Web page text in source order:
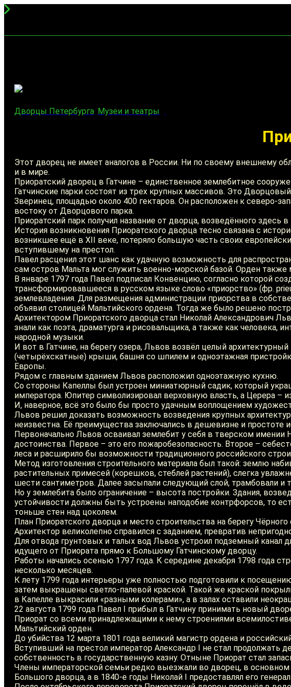
Дворцы Петербурга Музеи и театры
Этот дворец не имеет аналогов в России. Ни по своему внешнему
и в мире.
Приоратский дворец в Гатчине – единственное землебитное
Гатчинские парки состоят из трех крупных массивов. Это
Зверинец, площадью около 400 гектаров. Он расположен к северо-
востоку от Дворцового парка.
Приоратский парк получил название от дворца, возведённого здесь
История возникновения Приоратского дворца тесно связана с
возникшее ещё в XII веке, потеряло большую часть своих
вступившему на престол.
Павел расценил этот шанс как удачную возможность для
сам остров Мальта мог служить военно-морской базой. Орден
В январе 1797 года Павел подписал Конвенцию, согласно которой
трансформировавшееся в русском языке слово «приорство» (фр.
землевладения. Для размещения администрации приорства в
объявил столицей Мальтийского ордена. Тогда же было решено
Архитектором Приоратского дворца стал Николай Александрович
знали как поэта, драматурга и рисовальщика, а также как
народной музыки.
И вот в Гатчине, на берегу озера, Львов возвёл целый
(четырёхскатные) крыши, башня со шпилем и одноэтажная
Европы.
Рядом с главным зданием Львов расположил одноэтажную кухню.
Со стороны Капеллы был устроен миниатюрный садик, который
императора. Юпитер символизировал верховную власть, а Церера
И, наверное, всё это было бы просто удачным воплощением
Львов решил доказать возможность возведения крупных
неизвестна. Её преимущества заключались в дешевизне и простоте
Первоначально Львов осваивал землебит у себя в тверском
достоинства. Первое – это его пожаробезопасность. Второе –
леса и расширило бы возможности традиционного российского
Метод изготовления строительного материала был такой: землю
растительных примесей (корешков, стеблей растений), слегка
шести сантиметров. Далее засыпали следующий слой, трамбовали и
Но у землебита было ограничение – высота постройки. Здания,
устойчивости должны быть устроены наподобие контрфорсов, то
тоньше стен над цоколем.
План Приоратского дворца и место строительства на берегу
Архитектор великолепно справился с заданием, превратив
Для отвода грунтовых и талых вод Львов устроил подземный канал
идущего от Приората прямо к Большому Гатчинскому дворцу.
Работы начались осенью 1797 года. К середине декабря 1798 года
несколько месяцев.
К лету 1799 года интерьеры уже полностью подготовили к
затем выкрашены светло-палевой краской. Такой же краской
в Капелле выкрасили «разными колерами», а в залах оставили
22 августа 1799 года Павел I прибыл в Гатчину принимать новый
Приорат со всеми принадлежащими к нему строениями
Мальтийский орден.
До убийства 12 марта 1801 года великий магистр ордена и
Вступивший на престол император Александр I не стал
собственность в государственную казну. Отныне Приорат стал
Члены императорской семьи редко выезжали во дворец, в основном
Большого дворца, а в 1840-е годы Николай I предоставлял его